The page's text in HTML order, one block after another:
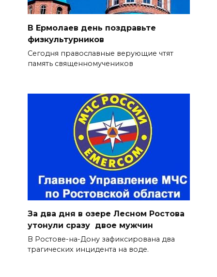
В Ермолаев день поздравьте
физкультурников
Сегодня православные верующие чтят
память священномучеников
За два дня в озере Лесном Ростова
утонули сразу двое мужчин
В Ростове-на-Дону зафиксирована два
трагических инцидента на воде.